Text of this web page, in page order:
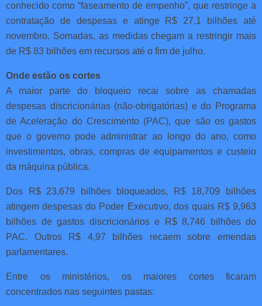
conhecido como “faseamento de empenho”, que restringe a
contratação de despesas e atinge R$ 27,1 bilhões até
novembro. Somadas, as medidas chegam a restringir mais
de R$ 83 bilhões em recursos até o fim de julho.
Onde estão os cortes
A maior parte do bloqueio recai sobre as chamadas
despesas discricionárias (não-obrigatórias) e do Programa
de Aceleração do Crescimento (PAC), que são os gastos
que o governo pode administrar ao longo do ano, como
investimentos, obras, compras de equipamentos e custeio
da máquina pública.
Dos R$ 23,679 bilhões bloqueados, R$ 18,709 bilhões
atingem despesas do Poder Executivo, dos quais R$ 9,963
bilhões de gastos discricionários e R$ 8,746 bilhões do
PAC. Outros R$ 4,97 bilhões recaem sobre emendas
parlamentares.
Entre os ministérios, os maiores cortes ficaram
concentrados nas seguintes pastas: